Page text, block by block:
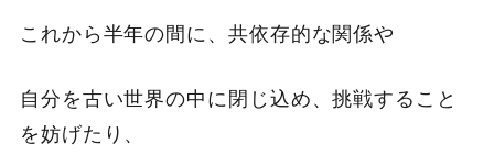
これから半年の間に、共依存的な関係や
自分を古い世界の中に閉じ込め、挑戦すること
を妨げたり、